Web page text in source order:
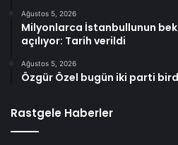
Ağustos 5, 2026
Milyonlarca İstanbullunun
açılıyor: Tarih verildi
Ağustos 5, 2026
Özgür Özel bugün iki parti
Rastgele Haberler